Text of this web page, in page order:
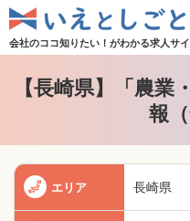
会社のココ知りたい！がわかる求人サ
【長崎県】「農
報
エリア 長崎県